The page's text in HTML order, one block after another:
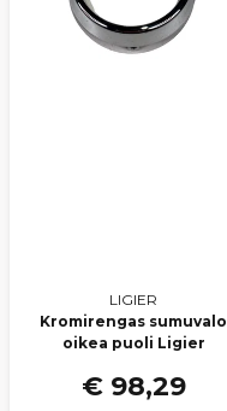
LIGIER
Kromirengas sumuvalo
oikea puoli Ligier
€ 98,29